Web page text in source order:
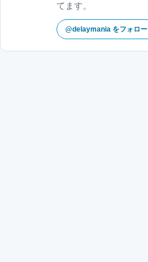
てます。
@delaymania をフォロー